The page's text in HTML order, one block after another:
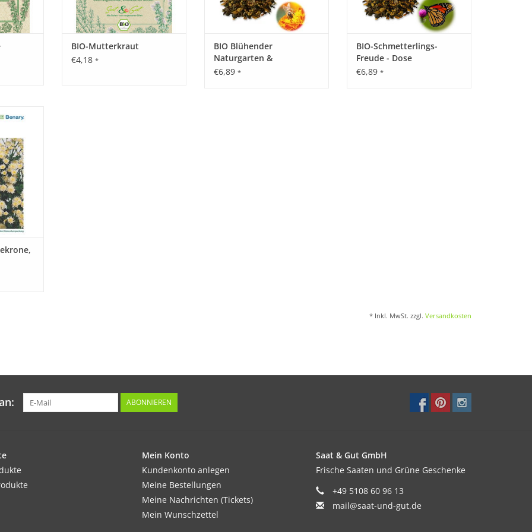
BIO-Mutterkraut
€4,18 *
BIO Blühender
Naturgarten &
Blumenwiese - Dose
€6,89 *
BIO-Schmetterlings-
Freude - Dose
€6,89 *
die
sind.
* Inkl. MwSt. zzgl. Versandkosten
ABONNIEREN
Mein Konto
Kundenkonto anlegen
Meine Bestellungen
Meine Nachrichten (Tickets)
Mein Wunschzettel
Saat & Gut GmbH
Frische Saaten und Grüne Geschenke
+49 5108 60 96 13
mail@saat-und-gut.de